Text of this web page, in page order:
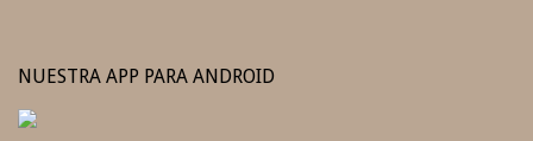
NUESTRA APP PARA ANDROID